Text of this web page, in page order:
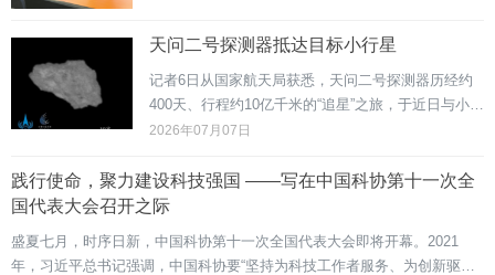
天问二号探测器抵达目标小行星
记者6日从国家航天局获悉，天问二号探测器历经约
400天、行程约10亿千米的“追星”之旅，于近日与小行
星2016HO3成功交会，到达距离小行星20千米处，开
星影像数据。同时，任务团队利用探测器抵近过程中
获得的光学导航数据，改进了小行星星历，将之前仅
减小到千米量
2026年07月07日
践行使命，聚力建设科技强国 ——写在中国科协第十一次全
国代表大会召开之际
盛夏七月，时序日新，中国科协第十一次全国代表大会即将开幕。2021
年，习近平总书记强调，中国科协要“坚持为科技工作者服务、为创新驱动